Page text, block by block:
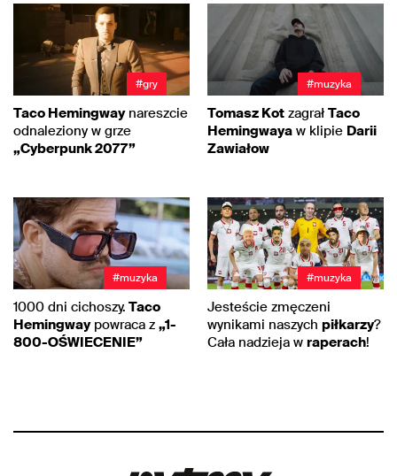
#gry
Taco Hemingwaynareszcie
odnaleziony w grze
„Cyberpunk 2077”
#muzyka
Tomasz Kot zagrał Taco
Hemingwaya w klipie Darii
Zawiałow
#muzyka
1000 dni cichoszy. Taco
Hemingwaypowraca z „1-
800-OŚWIECENIE”
#muzyka
Jesteście zmęczeni
wynikami naszych piłkarzy?
Cała nadzieja w raperach!